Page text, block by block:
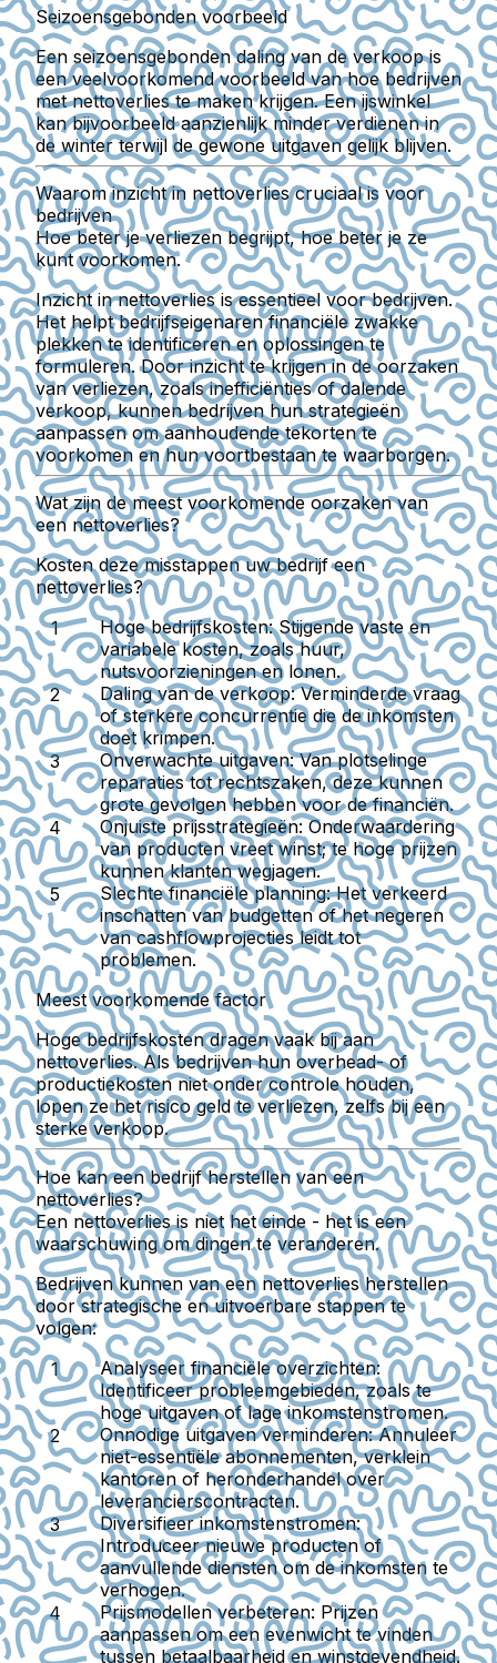
Seizoensgebonden voorbeeld
Een seizoensgebonden daling van de verkoop is
een veelvoorkomend voorbeeld van hoe bedrijven
met nettoverlies te maken krijgen. Een ijswinkel
kan bijvoorbeeld aanzienlijk minder verdienen in
de winter terwijl de gewone uitgaven gelijk blijven.
Waarom inzicht in nettoverlies cruciaal is voor
bedrijven
Hoe beter je verliezen begrijpt, hoe beter je ze
kunt voorkomen.
Inzicht in nettoverlies is essentieel voor bedrijven.
Het helpt bedrijfseigenaren financiële zwakke
plekken te identificeren en oplossingen te
formuleren. Door inzicht te krijgen in de oorzaken
van verliezen, zoals inefficiënties of dalende
verkoop, kunnen bedrijven hun strategieën
aanpassen om aanhoudende tekorten te
voorkomen en hun voortbestaan te waarborgen.
Wat zijn de meest voorkomende oorzaken van
een nettoverlies?
Kosten deze misstappen uw bedrijf een
nettoverlies?
Hoge bedrijfskosten:Stijgende vaste en
variabele kosten, zoals huur,
nutsvoorzieningen en lonen.
Daling van de verkoop:Verminderde vraag
of sterkere concurrentie die de inkomsten
doet krimpen.
Onverwachte uitgaven:Van plotselinge
reparaties tot rechtszaken, deze kunnen
grote gevolgen hebben voor de financiën.
Onjuiste prijsstrategieën: Onderwaardering
van producten vreet winst; te hoge prijzen
kunnen klanten wegjagen.
Slechte financiële planning:Het verkeerd
inschatten van budgetten of het negeren
van cashflowprojecties leidt tot
problemen.
Meest voorkomende factor
Hoge bedrijfskosten dragen vaak bij aan
nettoverlies. Als bedrijven hun overhead- of
productiekosten niet onder controle houden,
lopen ze het risico geld te verliezen, zelfs bij een
sterke verkoop.
Hoe kan een bedrijf herstellen van een
nettoverlies?
Een nettoverlies is niet het einde - het is een
waarschuwing om dingen te veranderen.
Bedrijven kunnen van een nettoverlies herstellen
door strategische en uitvoerbare stappen te
volgen:
Analyseer financiële overzichten:
Identificeer probleemgebieden, zoals te
hoge uitgaven of lage inkomstenstromen.
Onnodige uitgaven verminderen:Annuleer
niet-essentiële abonnementen, verklein
kantoren of heronderhandel over
leverancierscontracten.
Diversifieer inkomstenstromen:
Introduceer nieuwe producten of
aanvullende diensten om de inkomsten te
verhogen.
Prijsmodellen verbeteren: Prijzen
aanpassen om een evenwicht te vinden
tussen betaalbaarheid en winstgevendheid.